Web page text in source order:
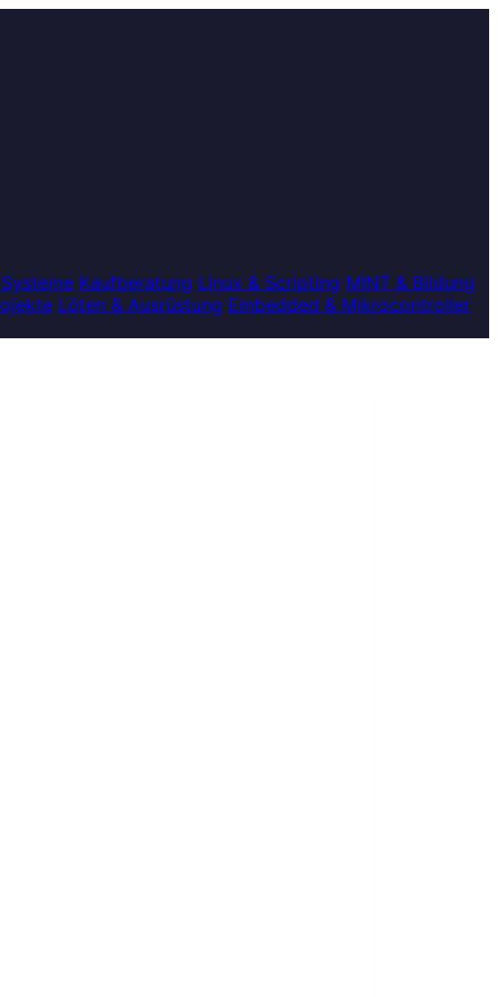
Kaufberatung Linux & Scripting MINT & Bildung
Löten & Ausrüstung Embedded & Mikrocontroller